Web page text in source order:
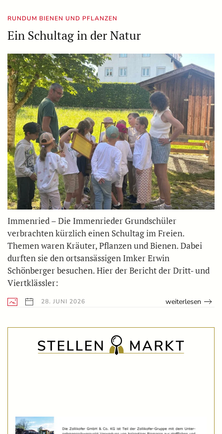
RUNDUM BIENEN UND PFLANZEN
Ein Schultag in der Natur
Immenried – Die Immenrieder Grundschüler
verbrachten kürzlich einen Schultag im Freien.
Themen waren Kräuter, Pflanzen und Bienen. Dabei
durften sie den ortsansässigen Imker Erwin
Schönberger besuchen. Hier der Bericht der Dritt- und
Viertklässler:
28. JUNI 2026 weiterlesen